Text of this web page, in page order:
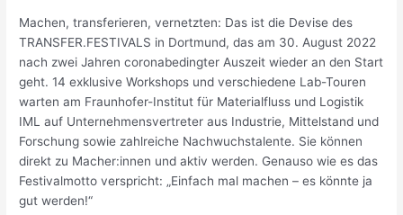
Machen, transferieren, vernetzten: Das ist die Devise des
TRANSFER.FESTIVALS in Dortmund, das am 30. August 2022
nach zwei Jahren coronabedingter Auszeit wieder an den Start
geht. 14 exklusive Workshops und verschiedene Lab-Touren
warten am Fraunhofer-Institut für Materialfluss und Logistik
IML auf Unternehmensvertreter aus Industrie, Mittelstand und
Forschung sowie zahlreiche Nachwuchstalente. Sie können
direkt zu Macher:innen und aktiv werden. Genauso wie es das
Festivalmotto verspricht: „Einfach mal machen – es könnte ja
gut werden!“